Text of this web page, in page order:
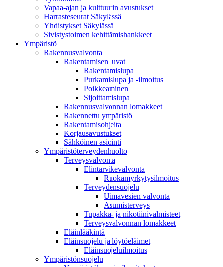
Vapaa-ajan ja kulttuurin avustukset
Harrasteseurat Säkylässä
Yhdistykset Säkylässä
Sivistystoimen kehittämishankkeet
Ympä­ristö
Rakennusvalvonta
Rakentamisen luvat
Rakentamislupa
Purkamislupa ja -ilmoitus
Poikkeaminen
Sijoittamislupa
Rakennusvalvonnan lomakkeet
Rakennettu ympäristö
Rakentamisohjeita
Korjausavustukset
Sähköinen asiointi
Ympäristöterveydenhuolto
Terveysvalvonta
Elintarvikevalvonta
Ruokamyrkytysilmoitus
Terveydensuojelu
Uimavesien valvonta
Asumisterveys
Tupakka- ja nikotiinivalmisteet
Terveysvalvonnan lomakkeet
Eläinlääkintä
Eläinsuojelu ja löytöeläimet
Eläinsuojeluilmoitus
Ympäristönsuojelu